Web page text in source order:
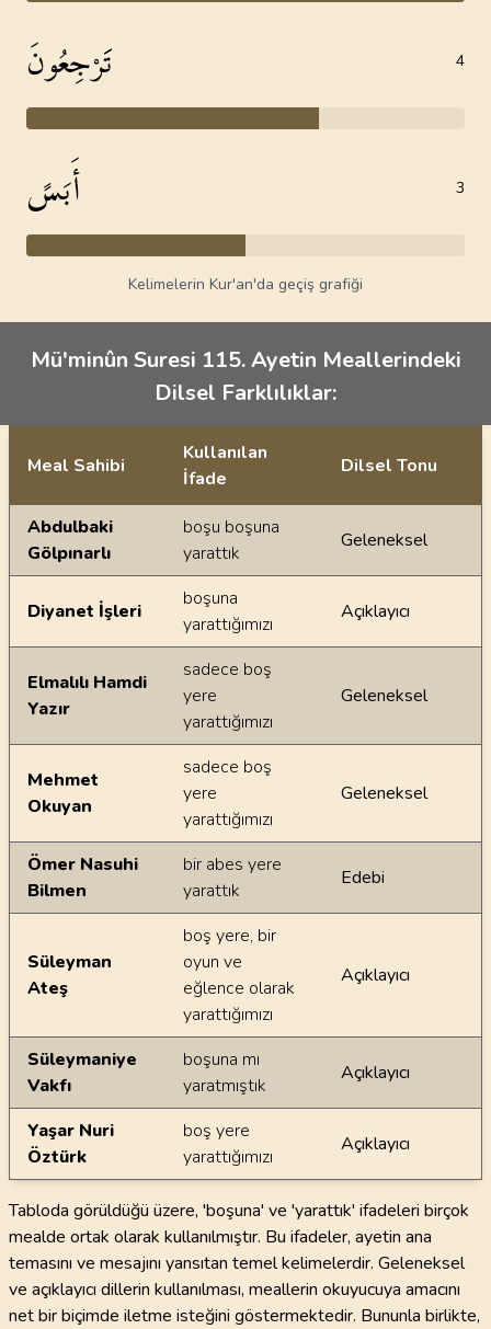
تََرْجِعُونَ 4
أَبَسً 3
Kelimelerin Kur'an'da geçiş grafiği
Mü'minûn Suresi 115. Ayetin Meallerindeki
Dilsel Farklılıklar:
Ayetin meallerindeki dilsel farklılıklar
Meal Sahibi
Kullanılan
İfade
Dilsel Tonu
Abdulbaki
Gölpınarlı
boşu boşuna
yarattık
Geleneksel
Diyanet İşleri
boşuna
yarattığımızı
Açıklayıcı
Elmalılı Hamdi
Yazır
sadece boş
yere
yarattığımızı
Geleneksel
Mehmet
Okuyan
sadece boş
yere
yarattığımızı
Geleneksel
Ömer Nasuhi
Bilmen
bir abes yere
yarattık
Edebi
Süleyman
Ateş
boş yere, bir
oyun ve
eğlence olarak
yarattığımızı
Açıklayıcı
Süleymaniye
Vakfı
boşuna mı
yaratmıştık
Açıklayıcı
Yaşar Nuri
Öztürk
boş yere
yarattığımızı
Açıklayıcı
Tabloda görüldüğü üzere, 'boşuna' ve 'yarattık' ifadeleri birçok
mealde ortak olarak kullanılmıştır. Bu ifadeler, ayetin ana
temasını ve mesajını yansıtan temel kelimelerdir. Geleneksel
ve açıklayıcı dillerin kullanılması, meallerin okuyucuya amacını
net bir biçimde iletme isteğini göstermektedir. Bununla birlikte,